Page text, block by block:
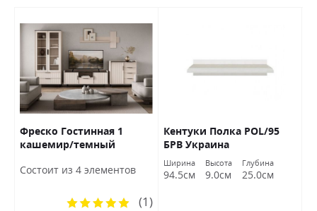
Фреско Гостинная 1
кашемир/темный
Состоит из 4 элементов
Рейтинг:
(1)
Кентуки Полка POL/95
БРВ Украина
Ширина
94.5см
Высота
9.0см
Глубина
25.0см